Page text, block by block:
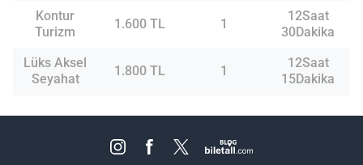
Kontur
Turizm
1.600 TL 1
12Saat
30Dakika
Lüks Aksel
Seyahat
1.800 TL 1
12Saat
15Dakika